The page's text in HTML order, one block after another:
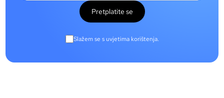
Pretplatite se
Slažem se s uvjetima korištenja.